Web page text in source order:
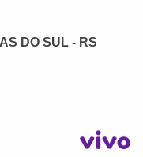
DO SUL - RS